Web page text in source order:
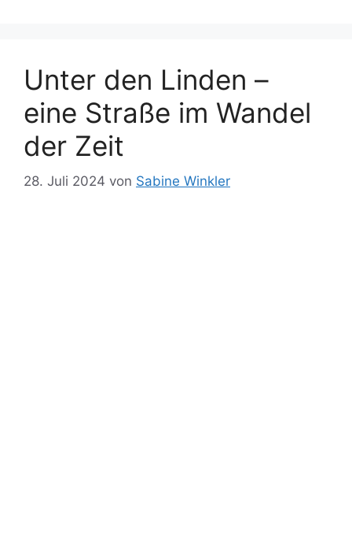
Unter den Linden –
eine Straße im Wandel
der Zeit
28. Juli 2024 von Sabine Winkler